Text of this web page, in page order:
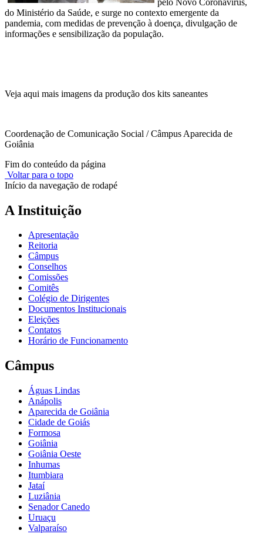
do Ministério da Saúde, e surge no contexto emergente da
pandemia, com medidas de prevenção à doença, divulgação de
informações e sensibilização da população.
Veja aqui mais imagens da produção dos kits saneantes
Coordenação de Comunicação Social / Câmpus Aparecida de
Goiânia
Fim do conteúdo da página
Voltar para o topo
Início da navegação de rodapé
A Instituição
Apresentação
Reitoria
Câmpus
Conselhos
Comissões
Comitês
Colégio de Dirigentes
Documentos Institucionais
Eleições
Contatos
Horário de Funcionamento
Câmpus
Águas Lindas
Anápolis
Aparecida de Goiânia
Cidade de Goiás
Formosa
Goiânia
Goiânia Oeste
Inhumas
Itumbiara
Jataí
Luziânia
Senador Canedo
Uruaçu
Valparaíso